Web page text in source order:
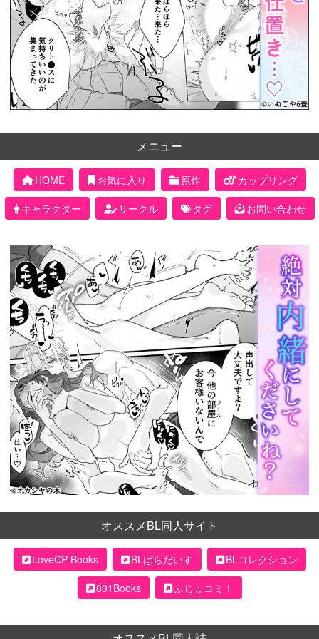
メニュー
HOME お気に入り 原作
カップリング
キャラクター
サークル タグ お問い合わせ
オススメBL同人サイト
LoveCP Books BLぱらだいす
BLコレクション
801Books
ふじょコミ！